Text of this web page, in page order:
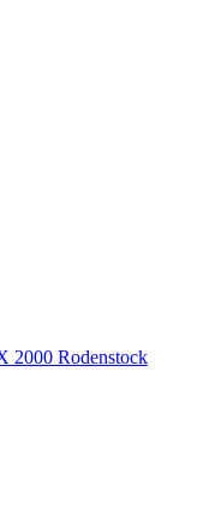
2000 Rodenstock